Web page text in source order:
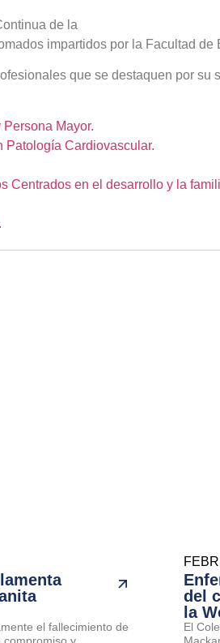
de la
impartidos por la Facultad de
que se destaquen por
Mayor.
Patología Cardiovascular.
Centrados en el desarrollo y la
el fallecimiento de
y...
del
la
El